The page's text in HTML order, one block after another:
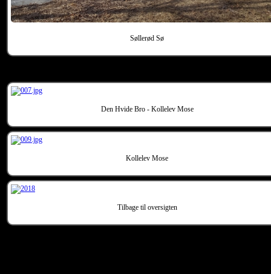
Søllerød Sø
Den Hvide Bro - Kollelev Mose
Kollelev Mose
Tilbage til oversigten